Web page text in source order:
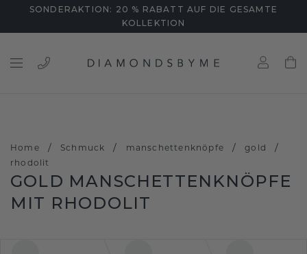
SONDERAKTION: 20 % RABATT AUF DIE GESAMTE
KOLLEKTION
Home / Schmuck / manschettenknöpfe / gold /
rhodolit
GOLD MANSCHETTENKNÖPFE
MIT RHODOLIT